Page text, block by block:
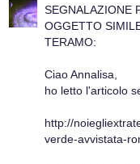
SEGNALAZIONE
OGGETTO
TERAMO:
Ciao Annalisa,
ho letto l'articolo
http://
verde-avvistata-